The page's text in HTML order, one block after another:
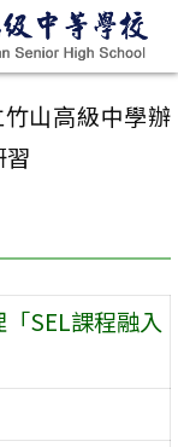
山高級中學辦
習
SEL課程融入